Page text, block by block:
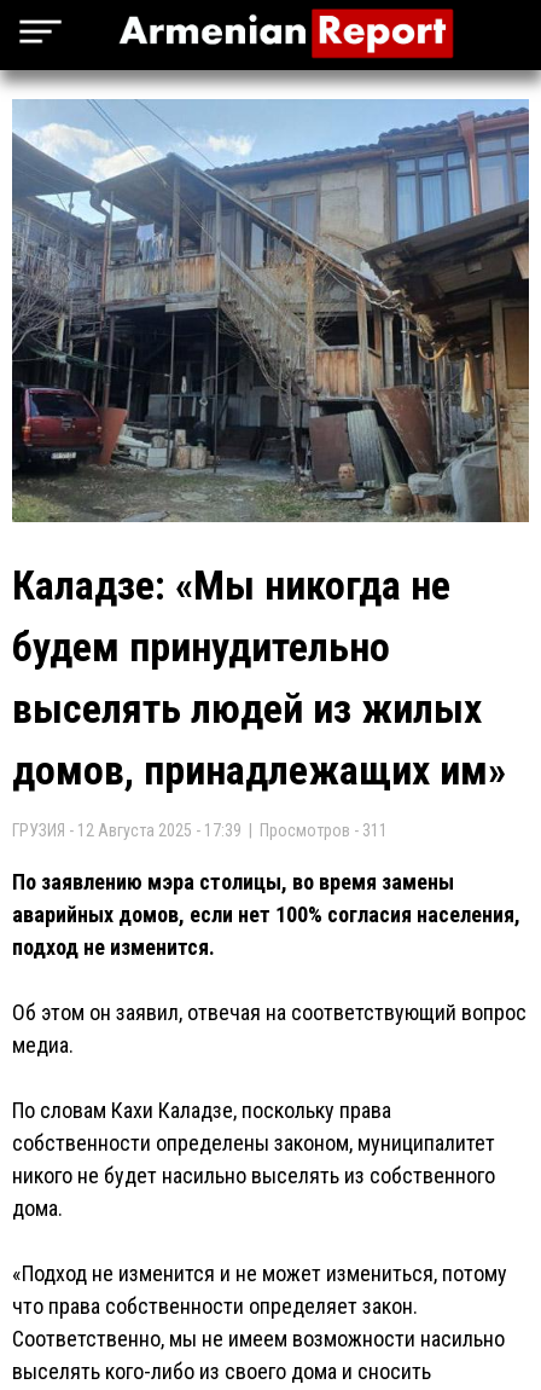
Каладзе: «Мы никогда не
будем принудительно
выселять людей из жилых
домов, принадлежащих им»
ГРУЗИЯ - 12 Августа 2025 - 17:39 | Просмотров - 311
По заявлению мэра столицы, во время замены
аварийных домов, если нет 100% согласия населения,
подход не изменится.
Об этом он заявил, отвечая на соответствующий вопрос
медиа.
По словам Кахи Каладзе, поскольку права
собственности определены законом, муниципалитет
никого не будет насильно выселять из собственного
дома.
«Подход не изменится и не может измениться, потому
что права собственности определяет закон.
Соответственно, мы не имеем возможности насильно
выселять кого-либо из своего дома и сносить